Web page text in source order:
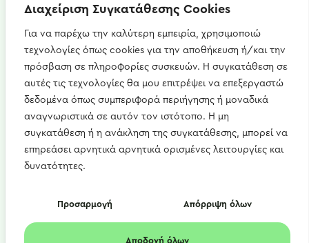
Διαχείριση Συγκατάθεσης Cookies
Για να παρέχω την καλύτερη εμπειρία, χρησιμοποιώ
τεχνολογίες όπως cookies για την αποθήκευση ή/και την
πρόσβαση σε πληροφορίες συσκευών. Η συγκατάθεση σε
αυτές τις τεχνολογίες θα μου επιτρέψει να επεξεργαστώ
δεδομένα όπως συμπεριφορά περιήγησης ή μοναδικά
αναγνωριστικά σε αυτόν τον ιστότοπο. Η μη
συγκατάθεση ή η ανάκληση της συγκατάθεσης, μπορεί να
επηρεάσει αρνητικά αρνητικά ορισμένες λειτουργίες και
δυνατότητες.
Προσαρμογή Απόρριψη όλων
Αποδοχή όλων
Υπηρεσίες Πολιτική Cookies​
Επικοινωνία
+(30) 697 667 1746
artemis.zerdeli@gmail.com
Δευ - Παρ : 09:00 - 21:00
Copyright © 2022 diet4u.gr | Άρτεμις Ζερδελή